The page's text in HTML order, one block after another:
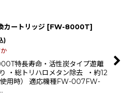
カートリッジ [FW-8000T]
)
特長寿命・活性炭タイプ遊離
・総トリハロメタン除去 ・約12
用時） 適応機種FW-007FW-